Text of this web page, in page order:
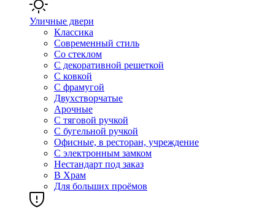
Уличные двери
Классика
Современный стиль
Со стеклом
С декоративной решеткой
С ковкой
С фрамугой
Двухстворчатые
Арочные
С тяговой ручкой
С бугельной ручкой
Офисные, в ресторан, учреждение
С электронным замком
Нестандарт под заказ
В Храм
Для больших проёмов